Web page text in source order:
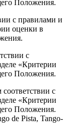
Положения.
с правилами и
оценки в
с
«Критерии
Положения.
с
«Критерии
Положения.
de Pista, Tango-